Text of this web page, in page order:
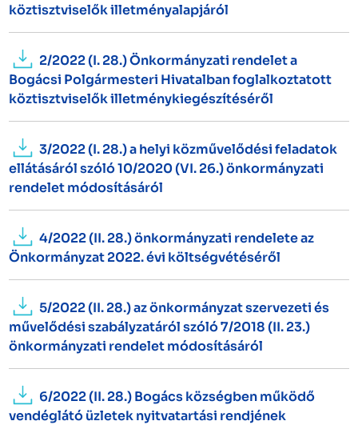
köztisztviselők illetményalapjáról
2/2022 (I. 28.) Önkormányzati rendelet a
Bogácsi Polgármesteri Hivatalban foglalkoztatott
köztisztviselők illetménykiegészítéséről
3/2022 (I. 28.) a helyi közművelődési feladatok
ellátásáról szóló 10/2020 (VI. 26.) önkormányzati
rendelet módosításáról
4/2022 (II. 28.) önkormányzati rendelete az
Önkormányzat 2022. évi költségvétéséről
5/2022 (II. 28.) az önkormányzat szervezeti és
művelődési szabályzatáról szóló 7/2018 (II. 23.)
önkormányzati rendelet módosításáról
6/2022 (II. 28.) Bogács községben működő
vendéglátó üzletek nyitvatartási rendjének